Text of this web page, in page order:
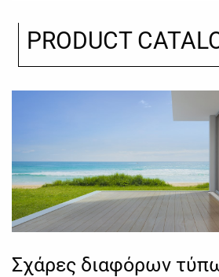
PRODUCT
Σχάρες διαφόρων